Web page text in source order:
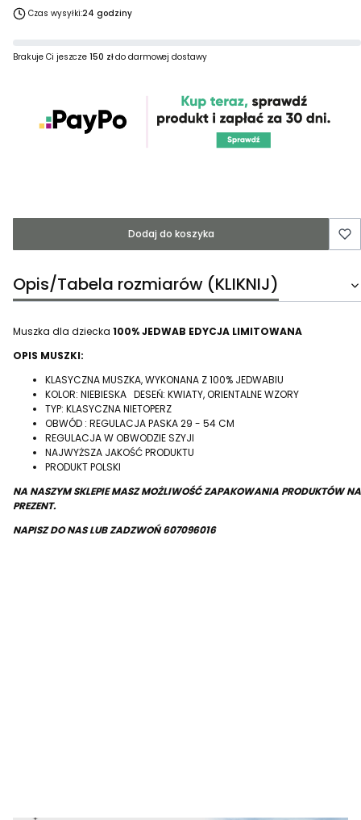
Czas wysyłki:24 godziny
Brakuje Ci jeszcze150 złdo darmowej dostawy
Dodaj do koszyka
Opis/Tabela rozmiarów (KLIKNIJ)
Muszka dla dziecka 100% JEDWAB EDYCJA LIMITOWANA
OPIS MUSZKI:
KLASYCZNA MUSZKA, WYKONANA Z 100% JEDWABIU
KOLOR: NIEBIESKA DESEŃ: KWIATY, ORIENTALNE WZORY
TYP: KLASYCZNA NIETOPERZ
OBWÓD : REGULACJA PASKA 29 - 54 CM
REGULACJA W OBWODZIE SZYJI
NAJWYŻSZA JAKOŚĆ PRODUKTU
PRODUKT POLSKI
NA NASZYM SKLEPIE MASZ MOŻLIWOŚĆ ZAPAKOWANIA PRODUKTÓW NA
PREZENT.
NAPISZ DO NAS LUB ZADZWOŃ 607096016